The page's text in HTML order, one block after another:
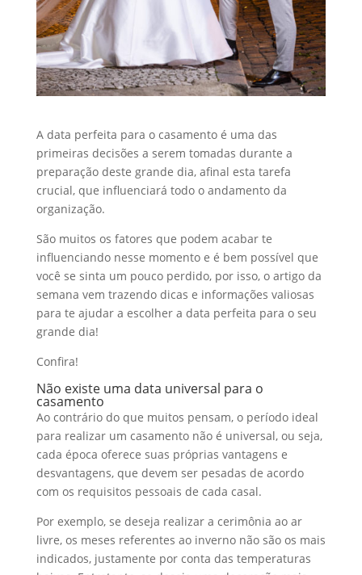
A data perfeita para o casamento é uma das
primeiras decisões a serem tomadas durante a
preparação deste grande dia, afinal esta tarefa
crucial, que influenciará todo o andamento da
organização.
São muitos os fatores que podem acabar te
influenciando nesse momento e é bem possível que
você se sinta um pouco perdido, por isso, o artigo da
semana vem trazendo dicas e informações valiosas
para te ajudar a escolher a data perfeita para o seu
grande dia!
Confira!
Não existe uma data universal para o
casamento
Ao contrário do que muitos pensam, o período ideal
para realizar um casamento não é universal, ou seja,
cada época oferece suas próprias vantagens e
desvantagens, que devem ser pesadas de acordo
com os requisitos pessoais de cada casal.
Por exemplo, se deseja realizar a cerimônia ao ar
livre, os meses referentes ao inverno não são os mais
indicados, justamente por conta das temperaturas